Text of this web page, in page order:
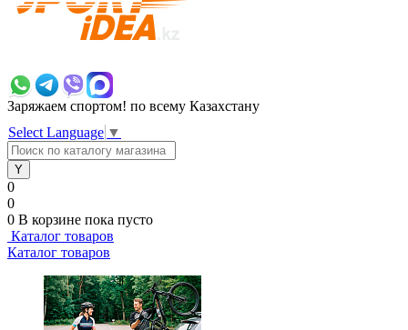
Заряжаем спортом! по всему Казахстану
Select Language ▼
0
0
0 В корзине пока пусто
Каталог товаров
Каталог товаров